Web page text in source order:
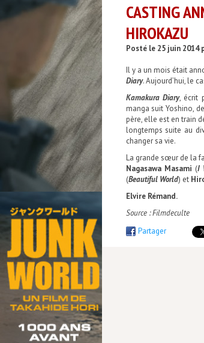
CASTING
HIROKAZU
Posté le 25 juin 2014
Il y a un mois était
Diary. Aujourd’hui, le
Kamakura Diary, écrit
manga suit Yoshino,
père, elle est en train
longtemps suite au
changer sa vie.
La grande sœur de la
Nagasawa Masami (I
(Beautiful World) et
Elvire Rémand.
Source : Filmdeculte
Partager